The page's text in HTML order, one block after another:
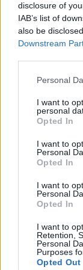
disclosure of
IAB’s list of
also be
Downstream
Personal
I want to
personal
Opted In
I want to
Personal
Opted In
I want to
Personal
Opted In
I want to
Retention,
Personal
Purposes
Opted Out